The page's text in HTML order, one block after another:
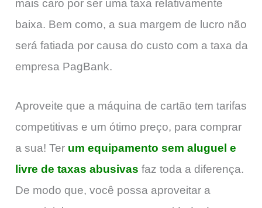
mais caro por ser uma taxa relativamente
baixa. Bem como, a sua margem de lucro não
será fatiada por causa do custo com a taxa da
empresa PagBank.
Aproveite que a máquina de cartão tem tarifas
competitivas e um ótimo preço, para comprar
a sua! Ter um equipamento sem aluguel e
livre de taxas abusivas faz toda a diferença.
De modo que, você possa aproveitar a